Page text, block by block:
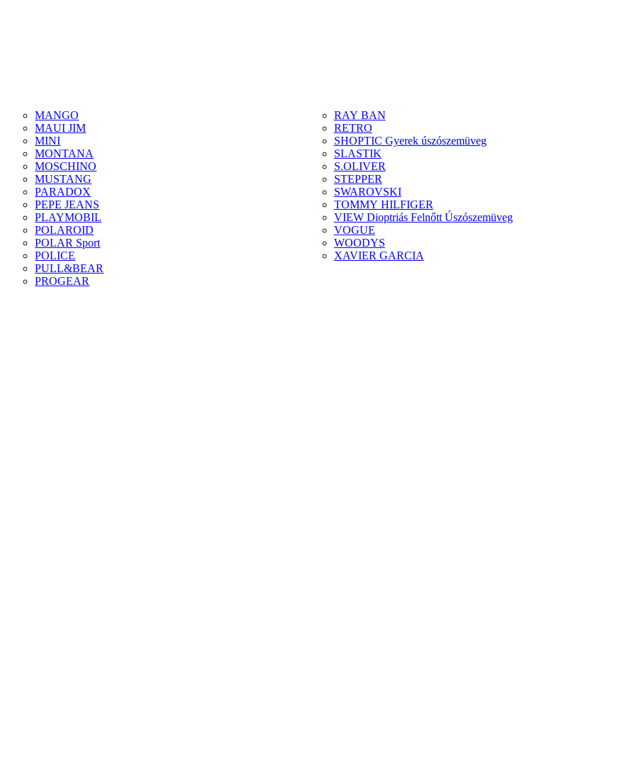
MANGO
MAUI JIM
MINI
MONTANA
MOSCHINO
MUSTANG
PARADOX
PEPE JEANS
PLAYMOBIL
POLAROID
POLAR Sport
POLICE
PULL&BEAR
PROGEAR
RAY BAN
RETRO
SHOPTIC Gyerek úszószemüveg
SLASTIK
S.OLIVER
STEPPER
SWAROVSKI
TOMMY HILFIGER
VIEW Dioptriás Felnőtt Úszószemüveg
VOGUE
WOODYS
XAVIER GARCIA